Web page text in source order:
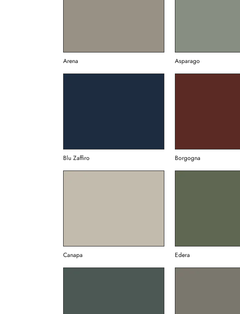
Arena Asparago
Blu Zaffiro Borgogna
Canapa Edera